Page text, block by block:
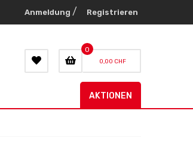
Anmeldung / Registrieren
0
0,00 CHF
AKTIONEN